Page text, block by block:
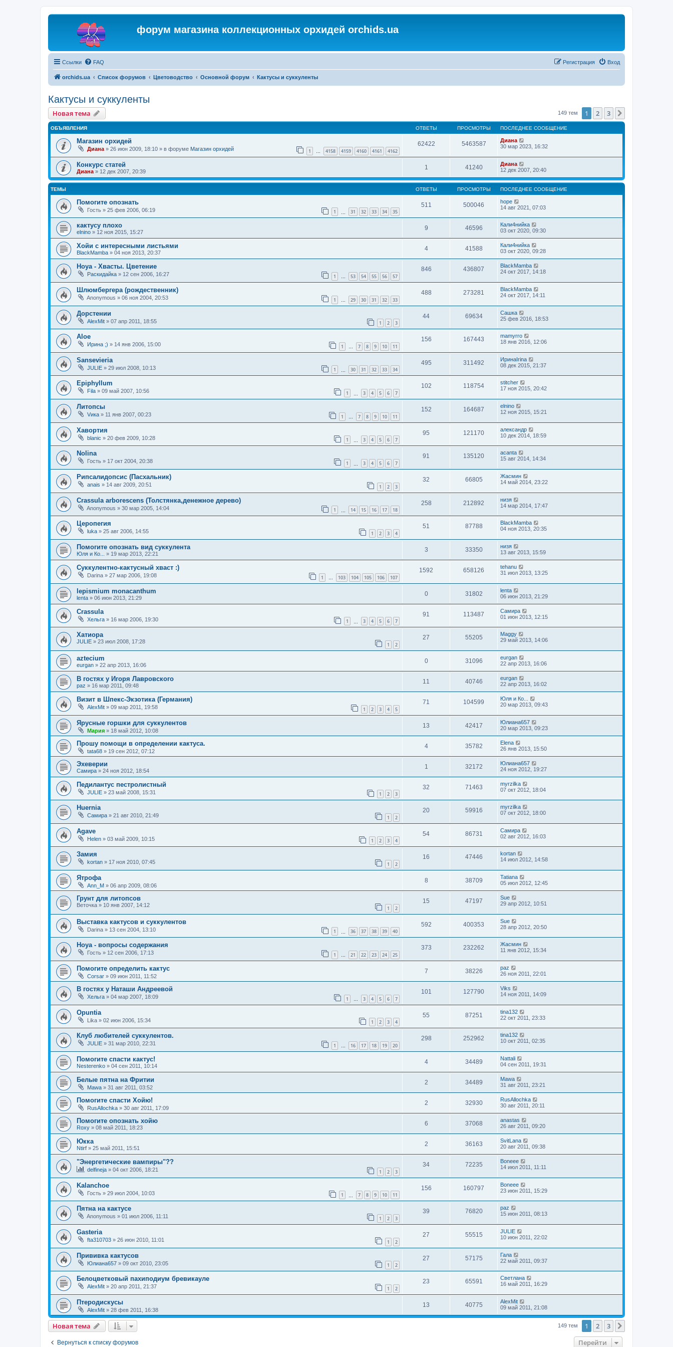
форум магазина коллекционных орхидей orchids.ua
Ссылки FAQ Вход
Регистрация
orchids.ua Список форумов Цветоводство Основной форум Кактусы и суккуленты
Кактусы и суккуленты
Новая тема 149 тем 1 2 3
ОБЪЯВЛЕНИЯ ОТВЕТЫ ПРОСМОТРЫ ПОСЛЕДНЕЕ СООБЩЕНИЕ
Магазин орхидей
Диана » 26 июн 2009, 18:10 » в форуме Магазин орхидей 1 … 4158 4159 4160 4161 4162
62422 5463587
Диана
30 мар 2023, 16:32
Конкурс статей
Диана » 12 дек 2007, 20:39
1 41240
Диана
12 дек 2007, 20:40
ТЕМЫ ОТВЕТЫ ПРОСМОТРЫ ПОСЛЕДНЕЕ СООБЩЕНИЕ
Помогите опознать
Гость » 25 фев 2006, 06:19 1 31 32 33 34 35
511 500046
hope
14 авг 2021, 07:03
кактусу плохо
elnino » 12 ноя 2015, 15:27
9 46596
Кали4нийка
03 окт 2020, 09:30
Хойи с интересными листьями
BlackMamba » 04 ноя 2013, 20:37
4 41588
Кали4нийка
03 окт 2020, 09:28
Hoya - Хвасты. Цветение
Раскидайка » 12 сен 2006, 16:27 1 … 53 54 55 56 57
846 436807
BlackMamba
24 окт 2017, 14:18
Шлюмбергера (рождественник)
Anonymous » 06 ноя 2004, 20:53 1 … 29 30 31 32 33
488 273281
BlackMamba
24 окт 2017, 14:11
Дорстении
AlexMit » 07 апр 2011, 18:55 1 2 3
44 69634
Сашка
25 фев 2016, 18:53
Aloe
Ирина ;) » 14 янв 2006, 15:00 1 … 7 8 9 10 11
156 167443
mamyrro
18 янв 2016, 12:06
Sansevieria
JULIE » 29 июл 2008, 10:13 1 30 31 32 33 34
495 311492
ИринаIrina
08 дек 2015, 21:37
Epiphyllum
Fila » 09 май 2007, 10:56 1 3 4 5 6 7
102 118754
stitcher
17 ноя 2015, 20:42
Литопсы
Vика » 11 янв 2007, 00:23 1 … 7 8 9 10 11
152 164687
elnino
12 ноя 2015, 15:21
Хавортия
blanic » 20 фев 2009, 10:28 1 3 4 5 6 7
95 121170
александр
10 дек 2014, 18:59
Nolina
Гость » 17 окт 2004, 20:38 1 3 4 5 6 7
91 135120
acanta
15 авг 2014, 14:34
Рипсалидопсис (Пасхальник)
anais » 14 авг 2009, 20:51 1 2 3
32 66805
Жасмин
14 май 2014, 23:22
Crassula arborescens (Толстянка,денежное дерево)
Anonymous » 30 мар 2005, 14:04 1 14 15 16 17 18
258 212892
низя
14 мар 2014, 17:47
Церопегия
luka » 25 авг 2006, 14:55 1 2 3 4
51 87788
BlackMamba
04 ноя 2013, 20:35
Помогите опознать вид суккулента
Юля и Ко... » 19 мар 2013, 22:21
3 33350
низя
13 авг 2013, 15:59
Суккулентно-кактусный хваст :)
Darina » 27 мар 2006, 19:08 1 … 103 104 105 106 107
1592 658126
tehanu
31 июл 2013, 13:25
lepismium monacanthum
lenta » 06 июн 2013, 21:29
0 31802
lenta
06 июн 2013, 21:29
Crassula
Хельга » 16 мар 2006, 19:30 1 3 4 5 6 7
91 113487
Самира
01 июн 2013, 12:15
Хатиора
JULIE » 23 июл 2008, 17:28 1 2
27 55205
Maggy
29 май 2013, 14:06
aztecium
eurgan » 22 апр 2013, 16:06
0 31096
eurgan
22 апр 2013, 16:06
В гостях у Игоря Лавровского
paz » 16 мар 2011, 09:48
11 40746
eurgan
22 апр 2013, 16:02
Визит в Шпекс-Экзотика (Германия)
AlexMit » 09 мар 2011, 19:58 1 2 3 4 5
71 104599
Юля и Ко...
20 мар 2013, 09:43
Ярусные горшки для суккулентов
Мария » 18 май 2012, 10:08
13 42417
Юлиана657
20 мар 2013, 09:23
Прошу помощи в определении кактуса.
tata68 » 19 сен 2012, 07:12
4 35782
Elena
26 янв 2013, 15:50
Эхеверии
Самира » 24 ноя 2012, 18:54
1 32172
Юлиана657
24 ноя 2012, 19:27
Педилантус пестролистный
JULIE » 23 май 2008, 15:31 1 2 3
32 71463
myrzilka
07 окт 2012, 18:04
Huernia
Самира » 21 авг 2010, 21:49 1 2
20 59916
myrzilka
07 окт 2012, 18:00
Agave
Helen » 03 май 2009, 10:15 1 2 3 4
54 86731
Самира
02 авг 2012, 16:03
Замия
kortan » 17 ноя 2010, 07:45 1 2
16 47446
kortan
14 июл 2012, 14:58
Ятрофа
Ann_M » 06 апр 2009, 08:06
8 38709
Tatiana
05 июл 2012, 12:45
Грунт для литопсов
Веточка » 10 янв 2007, 14:12 1 2
15 47197
Sue
29 апр 2012, 10:51
Выставка кактусов и суккулентов
Darina » 13 сен 2004, 13:10 1 36 37 38 39 40
592 400353
Sue
28 апр 2012, 20:50
Hoya - вопросы содержания
Гость » 12 сен 2006, 17:13 1 … 21 22 23 24 25
373 232262
Жасмин
11 янв 2012, 15:34
Помогите определить кактус
Corsar » 09 июн 2011, 11:52
7 38226
paz
26 ноя 2011, 22:01
В гостях у Наташи Андреевой
Хельга » 04 мар 2007, 18:09 1 … 3 4 5 6 7
101 127790
Viks
14 ноя 2011, 14:09
Opuntia
Lika » 02 июн 2006, 15:34 1 2 3 4
55 87251
tina132
22 окт 2011, 23:33
Клуб любителей суккулентов.
JULIE » 31 мар 2010, 22:31 1 … 16 17 18 19 20
298 252962
tina132
10 окт 2011, 02:35
Помогите спасти кактус!
Nesterenko » 04 сен 2011, 10:14
4 34489
Nattali
04 сен 2011, 19:31
Белые пятна на Фритии
Mawa » 31 авг 2011, 03:52
2 34489
Mawa
31 авг 2011, 23:21
Помогите спасти Хойю!
RusAllochka » 30 авг 2011, 17:09
2 32930
RusAllochka
30 авг 2011, 20:11
Помогите опознать хойю
Roxy » 08 май 2011, 18:23
6 37068
anastas
26 авг 2011, 09:20
Юкка
Ntirf » 25 май 2011, 15:51
2 36163
SvitLana
20 авг 2011, 09:38
"Энергетические вампиры"??
delfineja » 04 окт 2006, 18:21 1 2 3
34 72235
Boneee
14 июл 2011, 11:11
Kalanchoe
Гость » 29 июл 2004, 10:03 1 7 8 9 10 11
156 160797
Boneee
23 июн 2011, 15:29
Пятна на кактусе
Anonymous » 01 июл 2006, 11:11 1 2 3
39 76820
paz
15 июн 2011, 08:13
Gasteria
fta310703 » 26 июн 2010, 11:01 1 2
27 55515
JULIE
10 июн 2011, 22:02
Прививка кактусов
Юлиана657 » 09 окт 2010, 23:05 1 2
27 57175
Гала
22 май 2011, 09:37
Белоцветковый пахиподиум бревикауле
AlexMit » 20 апр 2011, 21:37 1 2
23 65591
Светлана
16 май 2011, 16:29
Птеродискусы
AlexMit » 28 фев 2011, 16:38
13 40775
AlexMit
09 май 2011, 21:08
Новая тема 149 тем 1 2 3
Вернуться к списку форумов Перейти